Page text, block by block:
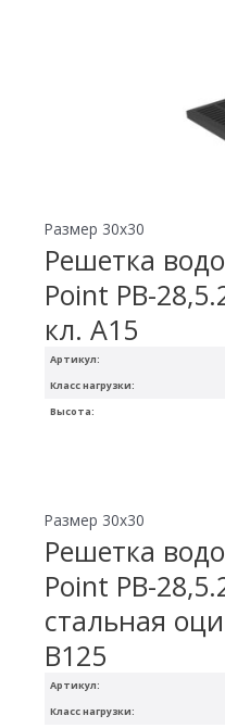
Артикул:
Высота:
Класс нагрузки:
Размер 30х30
Решетка
Point РВ-
кл. А15
Артикул:
Класс нагрузки:
Размер 30х30
Решетка
Point РВ-
стальная
В125